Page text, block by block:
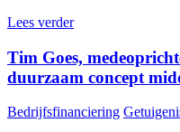
Lees verder
Tim Goes,
duurzaam concept
Bedrijfsfinanciering